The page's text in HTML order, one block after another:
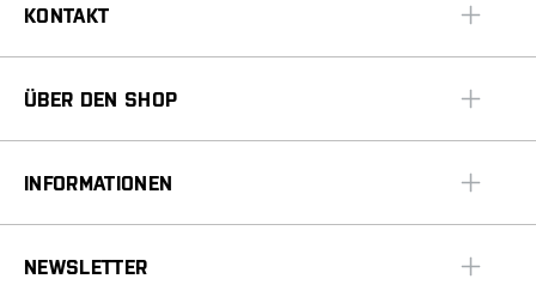
KONTAKT
ÜBER DEN SHOP
INFORMATIONEN
NEWSLETTER